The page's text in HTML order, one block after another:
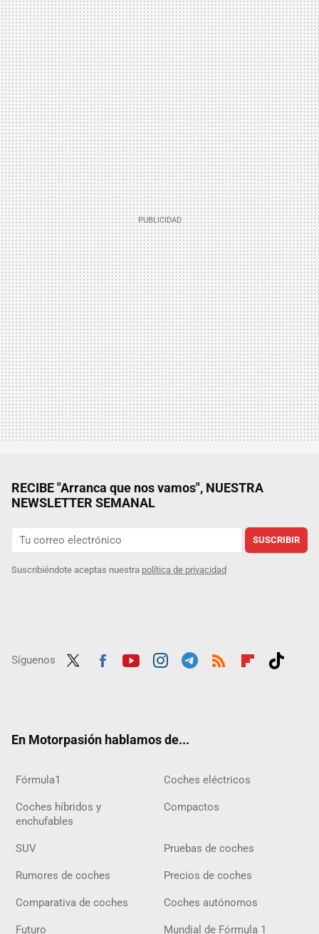
RECIBE "Arranca que nos vamos", NUESTRA
NEWSLETTER SEMANAL
SUSCRIBIR
Suscribiéndote aceptas nuestra política de privacidad
Síguenos
En Motorpasión hablamos de...
Fórmula1 Coches eléctricos
Coches híbridos y
enchufables
Compactos
SUV Pruebas de coches
Rumores de coches Precios de coches
Comparativa de coches Coches autónomos
Futuro Mundial de Fórmula 1